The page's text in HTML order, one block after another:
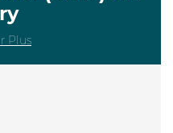
Plus